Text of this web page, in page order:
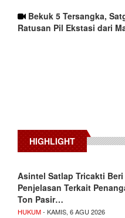
Bekuk 5 Tersangka,
Ratusan Pil Ekstasi dari
HIGHLIGHT
Asintel Satlap Tricakti Beri
Penjelasan Terkait
Ton Pasir…
HUKUM- KAMIS, 6 AGU 2026